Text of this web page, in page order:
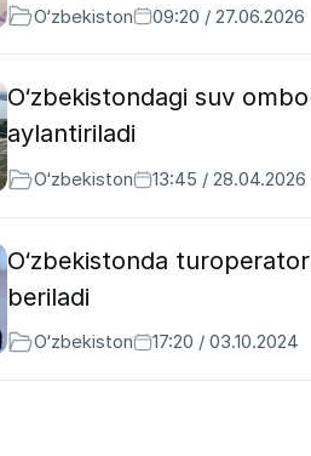
O‘zbekiston 09:20 / 27.06.2026
O‘zbekistondagi suv
aylantiriladi
O‘zbekiston 13:45 / 28.04.2026
O‘zbekistonda
beriladi
O‘zbekiston 17:20 / 03.10.2024